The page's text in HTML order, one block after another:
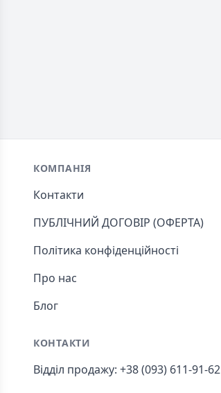
Footer
КОМПАНІЯ
Контакти
ПУБЛІЧНИЙ ДОГОВІР (ОФЕРТА)
Політика конфіденційності
Про нас
Блог
КОНТАКТИ
Відділ продажу: +38 (093) 611-91-62